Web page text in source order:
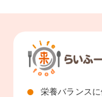
栄養バランス